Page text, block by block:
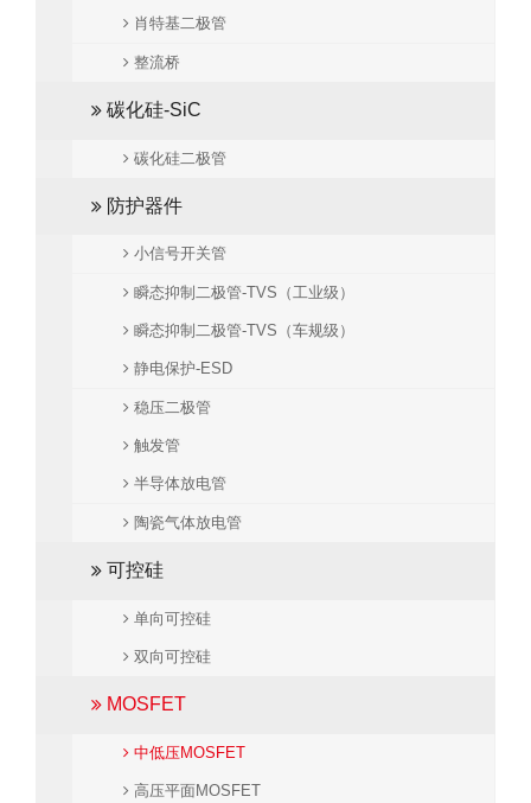
肖特基二极管
整流桥
碳化硅-SiC
碳化硅二极管
防护器件
小信号开关管
瞬态抑制二极管-TVS（工业级）
瞬态抑制二极管-TVS（车规级）
静电保护-ESD
稳压二极管
触发管
半导体放电管
陶瓷气体放电管
可控硅
单向可控硅
双向可控硅
MOSFET
中低压MOSFET
高压平面MOSFET